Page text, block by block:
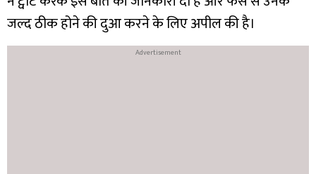
जल्द ठीक होने की दुआ करने के लिए अपील की है।